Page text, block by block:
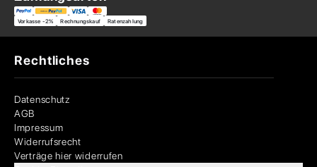
Vorkasse -2% Rechnungskauf Ratenzahlung
Rechtliches
Datenschutz
AGB
Impressum
Widerrufsrecht
Verträge hier widerrufen